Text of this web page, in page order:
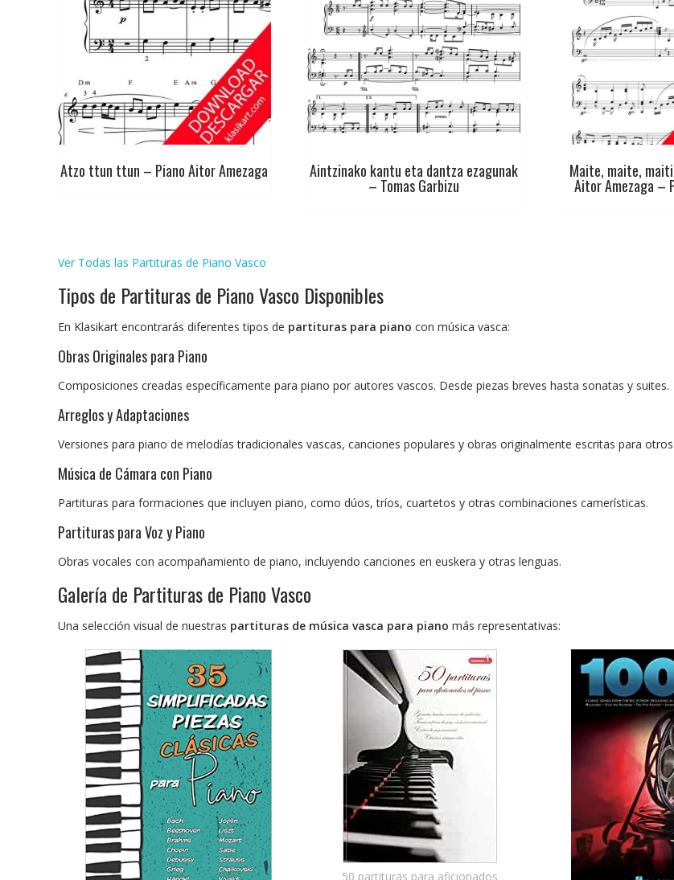
Atzo ttun ttun – Piano Aitor Amezaga Aintzinako kantu eta dantza ezagunak
– Tomas Garbizu
Maite, maite,
Aitor Amezaga –
Ver Todas las Partituras de Piano Vasco
Tipos de Partituras de Piano Vasco Disponibles
En Klasikart encontrarás diferentes tipos de partituras para piano con música vasca:
Obras Originales para Piano
Composiciones creadas específicamente para piano por autores vascos. Desde piezas breves hasta sonatas y suites.
Arreglos y Adaptaciones
Versiones para piano de melodías tradicionales vascas, canciones populares y obras originalmente escritas para
Música de Cámara con Piano
Partituras para formaciones que incluyen piano, como dúos, tríos, cuartetos y otras combinaciones camerísticas.
Partituras para Voz y Piano
Obras vocales con acompañamiento de piano, incluyendo canciones en euskera y otras lenguas.
Galería de Partituras de Piano Vasco
Una selección visual de nuestras partituras de música vasca para piano más representativas:
50 partituras para aficionados